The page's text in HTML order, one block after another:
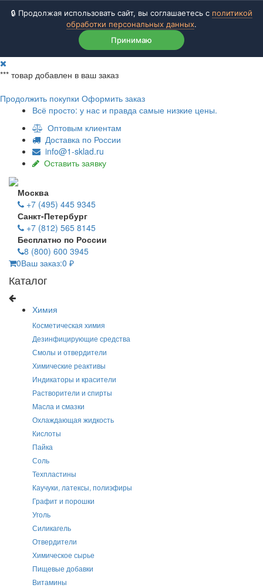
🔒 Продолжая использовать сайт, вы соглашаетесь с политикой
обработки персональных данных.
Принимаю
*** товар добавлен в ваш заказ
Продолжить покупки Оформить заказ
Всё просто: у нас и правда самые низкие цены.
Оптовым клиентам
Доставка по России
info@1-sklad.ru
Оставить заявку
Москва
+7 (495) 445 9345
Санкт-Петербург
+7 (812) 565 8145
Бесплатно по России
8 (800) 600 3945
0Ваш заказ:0 ₽
Каталог
Химия
Косметическая химия
Дезинфицирующие средства
Смолы и отвердители
Химические реактивы
Индикаторы и красители
Растворители и спирты
Масла и смазки
Охлаждающая жидкость
Кислоты
Пайка
Соль
Техпластины
Каучуки, латексы, полиэфиры
Графит и порошки
Уголь
Силикагель
Отвердители
Химическое сырье
Пищевые добавки
Витамины